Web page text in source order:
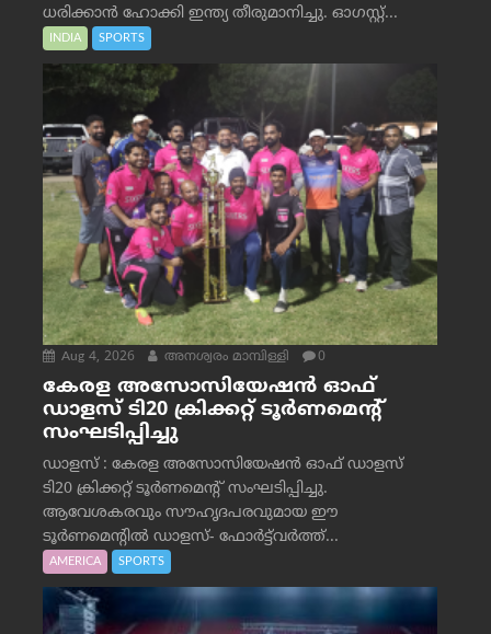
ധരിക്കാൻ ഹോക്കി ഇന്ത്യ തീരുമാനിച്ചു. ഓഗസ്റ്റ്...
INDIA SPORTS
Aug 4, 2026 അനശ്വരം മാമ്പിള്ളി 0
കേരള അസോസിയേഷൻ ഓഫ്
ഡാളസ് ടി20 ക്രിക്കറ്റ് ടൂർണമെന്റ്
സംഘടിപ്പിച്ചു
ഡാളസ് : കേരള അസോസിയേഷൻ ഓഫ് ഡാളസ്
ടി20 ക്രിക്കറ്റ് ടൂർണമെന്റ് സംഘടിപ്പിച്ചു.
ആവേശകരവും സൗഹൃദപരവുമായ ഈ
ടൂർണമെന്റിൽ ഡാളസ്- ഫോർട്ട്‌വര്‍ത്ത്...
AMERICA SPORTS